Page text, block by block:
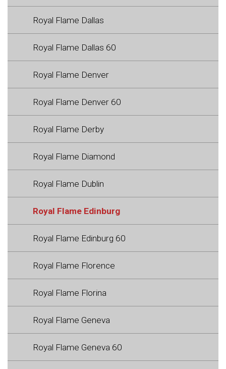
Royal Flame Dallas
Royal Flame Dallas 60
Royal Flame Denver
Royal Flame Denver 60
Royal Flame Derby
Royal Flame Diamond
Royal Flame Dublin
Royal Flame Edinburg
Royal Flame Edinburg 60
Royal Flame Florence
Royal Flame Florina
Royal Flame Geneva
Royal Flame Geneva 60